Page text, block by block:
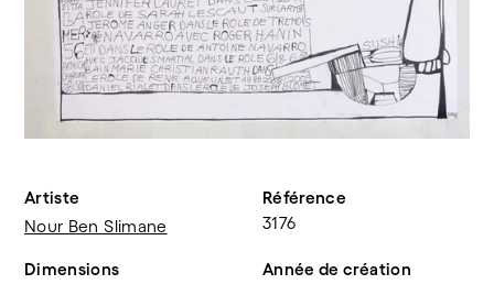
Artiste
Nour Ben Slimane
Référence
3176
Dimensions
Année de création